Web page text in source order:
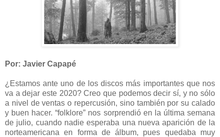
Por: Javier Capapé
¿Estamos ante uno de los discos más importantes que nos
va a dejar este 2020? Creo que podemos decir sí, y no sólo
a nivel de ventas o repercusión, sino también por su calado
y buen hacer. “folklore” nos sorprendió en la última semana
de julio, cuando nadie esperaba una nueva aparición de la
norteamericana en forma de álbum, pues quedaba muy